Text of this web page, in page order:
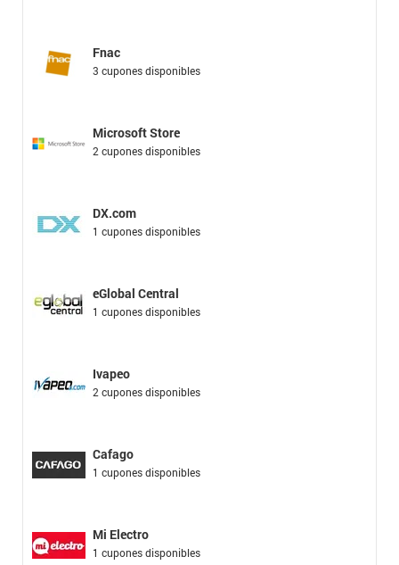
Fnac
3 cupones disponibles
Microsoft Store
2 cupones disponibles
DX.com
1 cupones disponibles
eGlobal Central
1 cupones disponibles
Ivapeo
2 cupones disponibles
Cafago
1 cupones disponibles
Mi Electro
1 cupones disponibles